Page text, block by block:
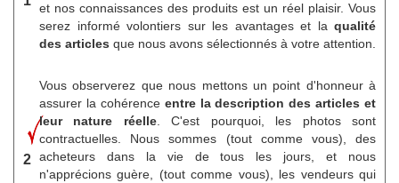
et nos connaissances des produits est un réel plaisir. Vous
serez informé volontiers sur les avantages et la qualité
des articles que nous avons sélectionnés à votre attention.
2
Vous observerez que nous mettons un point d'honneur à
assurer la cohérence entre la description des articles et
leur nature réelle. C'est pourquoi, les photos sont
contractuelles. Nous sommes (tout comme vous), des
acheteurs dans la vie de tous les jours, et nous
n'apprécions guère, (tout comme vous), les vendeurs qui